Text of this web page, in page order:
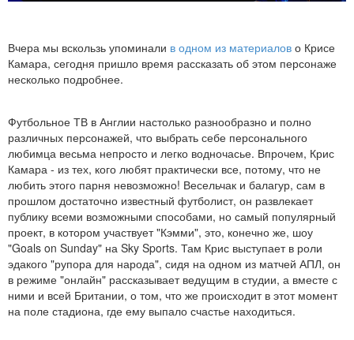
Вчера мы вскользь упоминали в одном из материалов о Крисе
Камара, сегодня пришло время рассказать об этом персонаже
несколько подробнее.
Футбольное ТВ в Англии настолько разнообразно и полно
различных персонажей, что выбрать себе персонального
любимца весьма непросто и легко водночасье. Впрочем, Крис
Камара - из тех, кого любят практически все, потому, что не
любить этого парня невозможно! Весельчак и балагур, сам в
прошлом достаточно известный футболист, он развлекает
публику всеми возможными способами, но самый популярный
проект, в котором участвует "Кэмми", это, конечно же, шоу
"Goals on Sunday" на Sky Sports. Там Крис выступает в роли
эдакого "рупора для народа", сидя на одном из матчей АПЛ, он
в режиме "онлайн" рассказывает ведущим в студии, а вместе с
ними и всей Британии, о том, что же происходит в этот момент
на поле стадиона, где ему выпало счастье находиться.